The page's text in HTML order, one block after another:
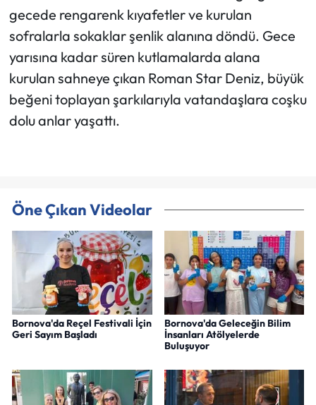
gecede rengarenk kıyafetler ve kurulan
sofralarla sokaklar şenlik alanına döndü. Gece
yarısına kadar süren kutlamalarda alana
kurulan sahneye çıkan Roman Star Deniz, büyük
beğeni toplayan şarkılarıyla vatandaşlara coşku
dolu anlar yaşattı.
Öne Çıkan Videolar
Bornova'da Reçel Festivali İçin
Geri Sayım Başladı
Bornova'da Geleceğin Bilim
İnsanları Atölyelerde
Buluşuyor